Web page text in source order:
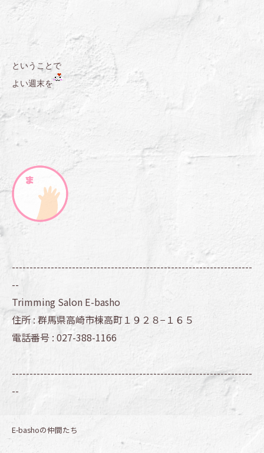
ということで
よい週末を
--------------------------------------------------------------------
--
Trimming Salon E-basho
住所 : 群馬県高崎市棟高町１９２８−１６５
電話番号 : 027-388-1166
--------------------------------------------------------------------
--
E-bashoの仲間たち